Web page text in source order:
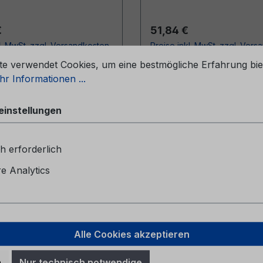
Preis:
MwSt. zzgl. Versandkosten
den Warenkorb
Regulärer Preis:
51,84 €
Preise inkl. MwSt. zzgl.
Ford Focus
verwendet Cookies, um eine bestmögliche Erfahrung
Informationen ...
erforderlich
Analytics
Alle Cookies akzeptieren